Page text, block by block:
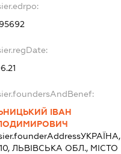
ІВАН
УКРАЇНА,
ЛЬВІВСЬКА ОБЛ., МІСТО